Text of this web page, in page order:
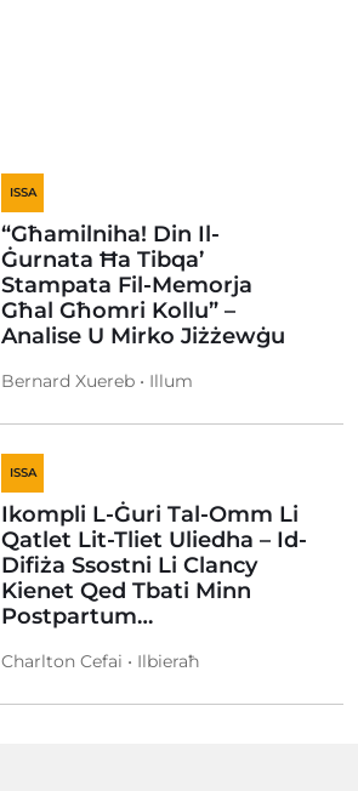
ISSA
“Għamilniha! Din Il-
Ġurnata Ħa Tibqa’
Stampata Fil-Memorja
Għal Għomri Kollu” –
Analise U Mirko Jiżżewġu
Bernard Xuereb • Illum
ISSA
Ikompli L-Ġuri Tal-Omm Li
Qatlet Lit-Tliet Uliedha – Id-
Difiża Ssostni Li Clancy
Kienet Qed Tbati Minn
Postpartum…
Charlton Cefai • Ilbieraħ